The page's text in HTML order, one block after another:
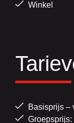
Winkel
Basisprijs –
Groepsprijs: